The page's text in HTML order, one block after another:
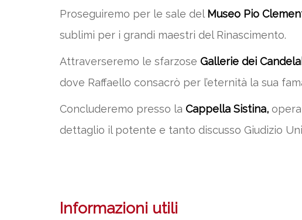
Proseguiremo per le sale del Museo Pio
sublimi per i grandi maestri del Rinascimento.
Attraverseremo le sfarzose Gallerie dei
dove Raffaello consacrò per l’eternità la sua
Concluderemo presso la Cappella Sistina,
dettaglio il potente e tanto discusso Giudizio
Informazioni utili